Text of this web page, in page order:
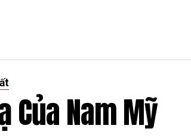
Của Nam Mỹ